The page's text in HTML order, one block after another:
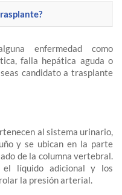
enfermedad como
falla hepática aguda o
candidato a trasplante
al sistema urinario,
y se ubican en la parte
de la columna vertebral.
el líquido adicional y los
la presión arterial.